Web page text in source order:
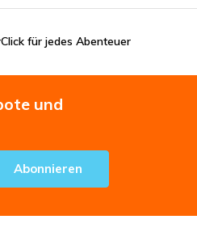
für jedes Abenteuer
und
Abonnieren